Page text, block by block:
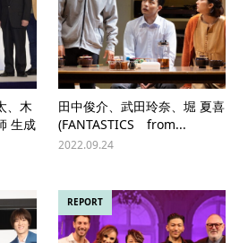
、木
生成
田中俊介、武田玲奈、堀 夏喜
(FANTASTICS from...
2022.09.24
REPORT